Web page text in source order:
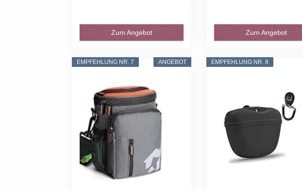
Zum Angebot Zum Angebot
ANGEBOT
EMPFEHLUNG NR. 7 EMPFEHLUNG NR. 8